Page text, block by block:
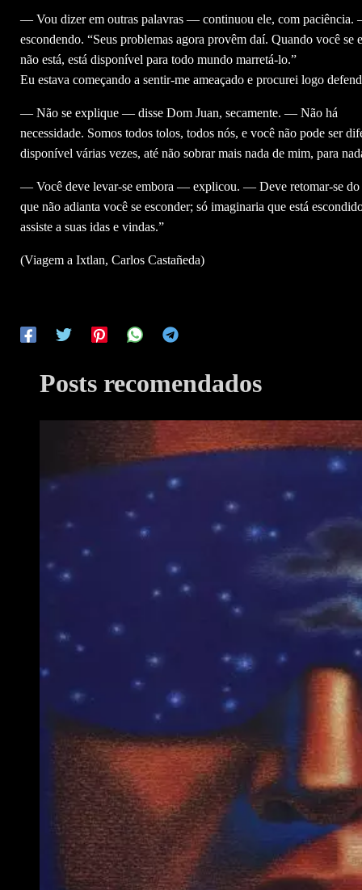
— Vou dizer em outras palavras — continuou ele, com paciência.
escondendo. “Seus problemas agora provêm daí. Quando você se
não está, está disponível para todo mundo marretá-lo.”
Eu estava começando a sentir-me ameaçado e procurei logo
— Não se explique — disse Dom Juan, secamente. — Não há
necessidade. Somos todos tolos, todos nós, e você não pode ser
disponível várias vezes, até não sobrar mais nada de mim, para
— Você deve levar-se embora — explicou. — Deve retomar-se do
que não adianta você se esconder; só imaginaria que está
assiste a suas idas e vindas.”
(Viagem a Ixtlan, Carlos Castañeda)
Posts recomendados